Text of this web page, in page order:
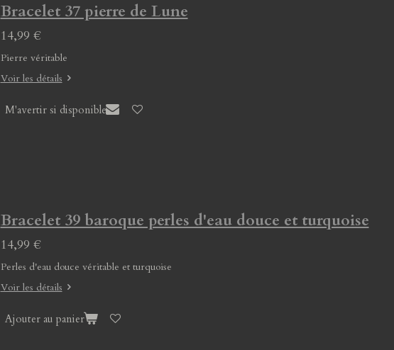
Bracelet 37 pierre de Lune
14,99 €
Pierre véritable
Voir les détails
M'avertir si disponible
Bracelet 39 baroque perles d'eau douce et turquoise
14,99 €
Perles d'eau douce véritable et turquoise
Voir les détails
Ajouter au panier